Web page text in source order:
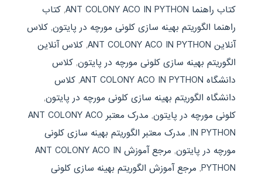
کتاب راهنما ANT COLONY ACO IN PYTHON
, کتاب
راهنما الگوریتم بهینه سازی کلونی مورچه در پایتون, کلاس
آنلاین ANT COLONY ACO IN PYTHON
, کلاس آنلاین
الگوریتم بهینه سازی کلونی مورچه در پایتون, کلاس
دانشگاه ANT COLONY ACO IN PYTHON
, کلاس
دانشگاه الگوریتم بهینه سازی کلونی مورچه در پایتون,
کلونی مورچه در پایتون,
مدرک معتبر ANT COLONY ACO
IN PYTHON
, مدرک معتبر الگوریتم بهینه سازی کلونی
مورچه در پایتون,
مرجع آموزش ANT COLONY ACO IN
PYTHON
, مرجع آموزش الگوریتم بهینه سازی کلونی